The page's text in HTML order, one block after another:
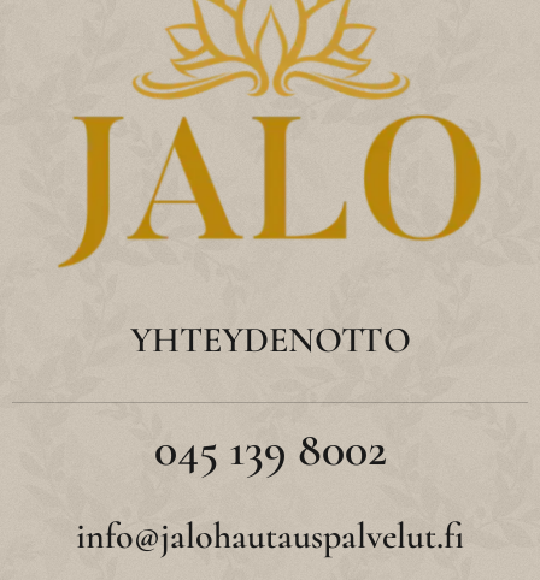
YHTEYDENOTTO
045 139 8002
info@jalohautauspalvelut.fi